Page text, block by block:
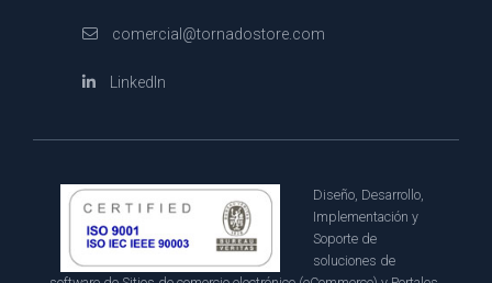
comercial@tornadostore.com
LinkedIn
Diseño, Desarrollo,
Implementación y
Soporte de
soluciones de